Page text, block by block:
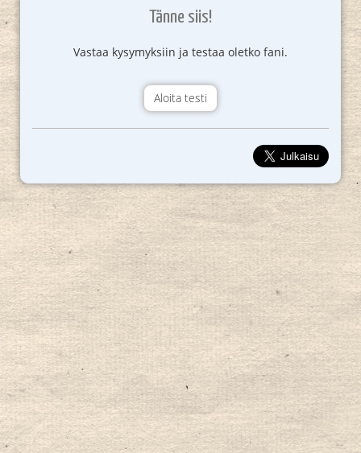
Tänne siis!
Vastaa kysymyksiin ja testaa oletko fani.
Aloita testi